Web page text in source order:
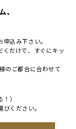
、
込み下さい。
だけで、すぐにキッ
のご都合に合わせて
）
ください。